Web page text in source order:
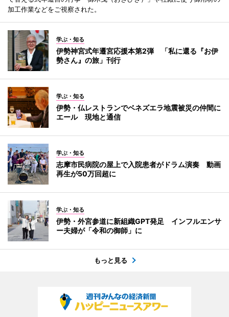
加工作業などをご視察された。
学ぶ・知る
伊勢神宮式年遷宮応援本第2弾 「私に還る『お伊
勢さん』の旅」刊行
学ぶ・知る
伊勢・仏レストランでベネズエラ地震被災の仲間に
エール 現地と通信
学ぶ・知る
志摩市民病院の屋上で入院患者がドラム演奏 動画
再生が50万回超に
学ぶ・知る
伊勢・外宮参道に新組織GPT発足 インフルエンサ
ー夫婦が「令和の御師」に
もっと見る